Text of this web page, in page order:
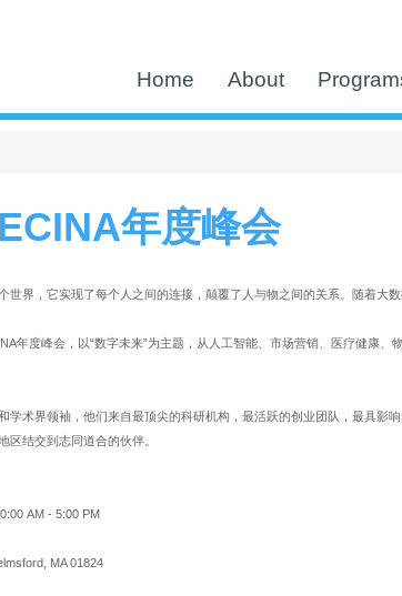
Home About
年度峰会
世界，它实现了每个人之间的连接，颠覆了人与物之间的关系。随着大
年度峰会，以“数字未来”为主题，从人工智能、市场营销、医疗健康
学术界领袖，他们来自最顶尖的科研机构，最活跃的创业团队，最具
区结交到志同道合的伙伴。
AM - 5:00 PM
MA 01824